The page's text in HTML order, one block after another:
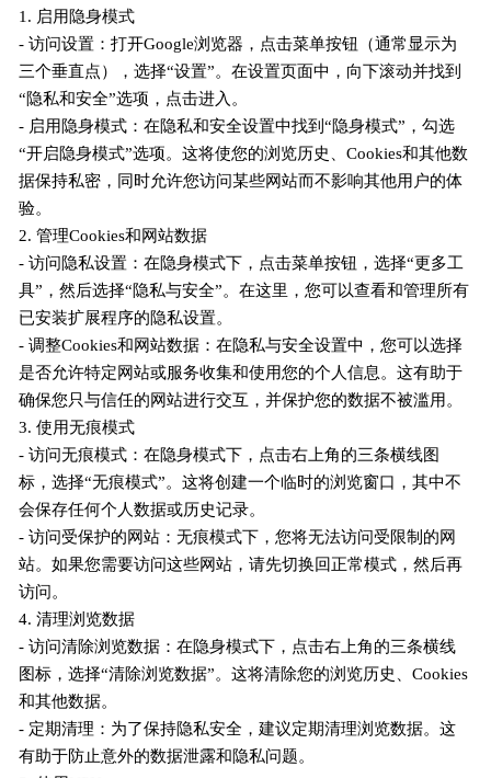
1. 启用隐身模式
- 访问设置：打开Google浏览器，点击菜单按钮（通常显示为
三个垂直点），选择“设置”。在设置页面中，向下滚动并找到
“隐私和安全”选项，点击进入。
- 启用隐身模式：在隐私和安全设置中找到“隐身模式”，勾选
“开启隐身模式”选项。这将使您的浏览历史、Cookies和其他数
据保持私密，同时允许您访问某些网站而不影响其他用户的体
验。
2. 管理Cookies和网站数据
- 访问隐私设置：在隐身模式下，点击菜单按钮，选择“更多工
具”，然后选择“隐私与安全”。在这里，您可以查看和管理所有
已安装扩展程序的隐私设置。
- 调整Cookies和网站数据：在隐私与安全设置中，您可以选择
是否允许特定网站或服务收集和使用您的个人信息。这有助于
确保您只与信任的网站进行交互，并保护您的数据不被滥用。
3. 使用无痕模式
- 访问无痕模式：在隐身模式下，点击右上角的三条横线图
标，选择“无痕模式”。这将创建一个临时的浏览窗口，其中不
会保存任何个人数据或历史记录。
- 访问受保护的网站：无痕模式下，您将无法访问受限制的网
站。如果您需要访问这些网站，请先切换回正常模式，然后再
访问。
4. 清理浏览数据
- 访问清除浏览数据：在隐身模式下，点击右上角的三条横线
图标，选择“清除浏览数据”。这将清除您的浏览历史、Cookies
和其他数据。
- 定期清理：为了保持隐私安全，建议定期清理浏览数据。这
有助于防止意外的数据泄露和隐私问题。